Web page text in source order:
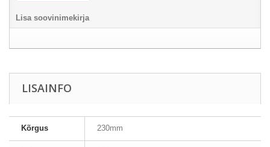
Lisa soovinimekirja
LISAINFO
Kõrgus 230mm